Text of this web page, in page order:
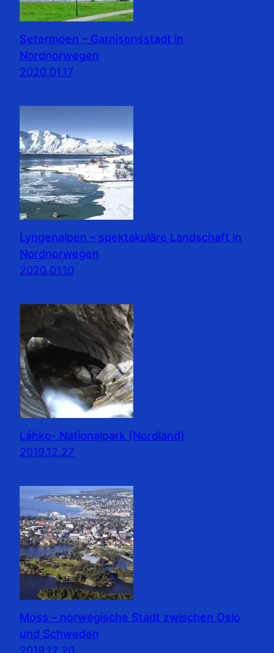
Setermoen – Garnisonsstadt in
Nordnorwegen
2020.01.17
Lyngenalpen – spektakuläre Landschaft in
Nordnorwegen
2020.01.10
Láhko- Nationalpark (Nordland)
2019.12.27
Moss – norwegische Stadt zwischen Oslo
und Schweden